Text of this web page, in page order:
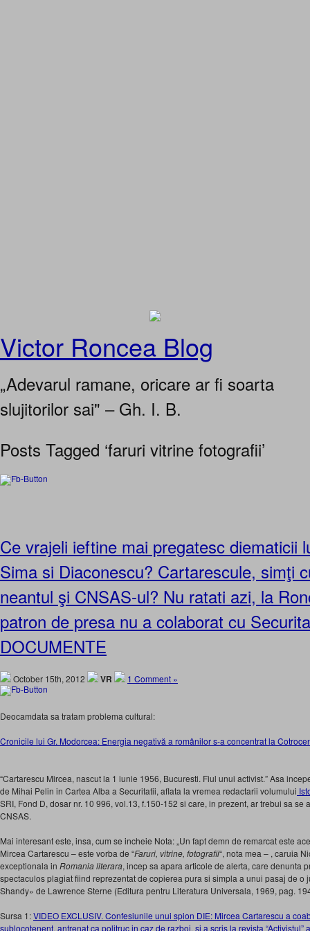
Victor Roncea Blog
„Adevarul ramane, oricare ar fi soarta
slujitorilor sai" – Gh. I. B.
Posts Tagged ‘faruri vitrine fotografii’
Ce vrajeli ieftine mai pregatesc diematicii
Sima si Diaconescu? Cartarescule, simţi
neantul şi CNSAS-ul? Nu ratati azi, la
patron de presa nu a colaborat cu
DOCUMENTE
October 15th, 2012 VR 1 Comment »
Deocamdata sa tratam problema cultural:
Cronicile lui Gr. Modorcea: Energia negativă a românilor s-a concentrat la
“Cartarescu Mircea, nascut la 1 iunie 1956, Bucuresti. Fiul unui activist.” Asa
de Mihai Pelin in Cartea Alba a Securitatii, aflata la vremea redactarii volumului
SRI, Fond D, dosar nr. 10 996, vol.13, f.150-152 si care, in prezent, ar trebui sa
CNSAS.
Mai interesant este, insa, cum se incheie Nota: „Un fapt demn de remarcat este
Mircea Cartarescu – este vorba de “Faruri, vitrine, fotografii“, nota mea – , caruia
exceptionala in Romania literara, incep sa apara articole de alerta, care denunta
spectaculos plagiat fiind reprezentat de copierea pura si simpla a unui pasaj de o
Shandy» de Lawrence Sterne (Editura pentru Literatura Universala, 1969, pag.
Sursa 1:VIDEO EXCLUSIV. Confesiunile unui spion DIE: Mircea Cartarescu a
sublocotenent, antrenat ca politruc in caz de razboi, si a scris la revista